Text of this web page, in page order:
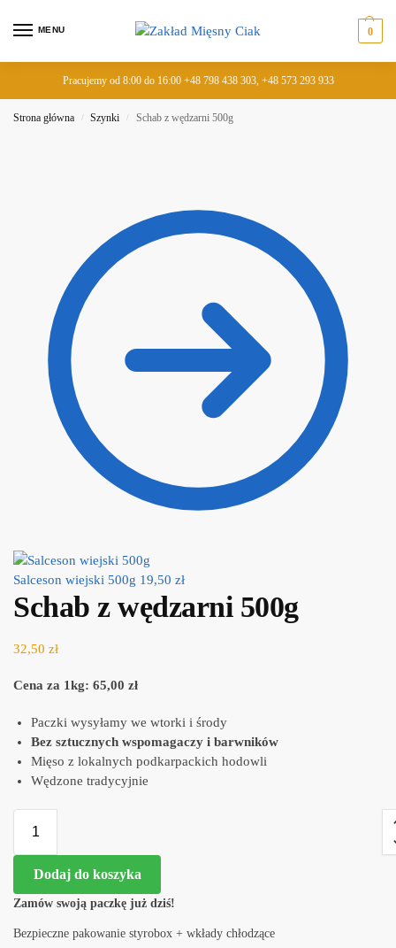
MENU 0
Pracujemy od 8:00 do 16:00 +48 798 438 303, +48 573 293 933
Strona główna / Szynki / Schab z wędzarni 500g
Salceson wiejski 500g 19,50 zł
Schab z wędzarni 500g
32,50 zł
Cena za 1kg: 65,00 zł
Paczki wysyłamy we wtorki i środy
Bez sztucznych wspomagaczy i barwników
Mięso z lokalnych podkarpackich hodowli
Wędzone tradycyjnie
Dodaj do koszyka
Zamów swoją paczkę już dziś!
Bezpieczne pakowanie styrobox + wkłady chłodzące